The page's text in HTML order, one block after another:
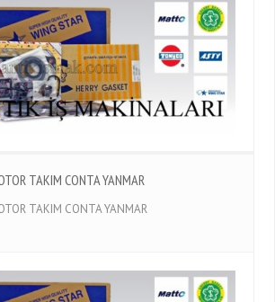
TAKIM CONTA YANMAR
TAKIM CONTA YANMAR